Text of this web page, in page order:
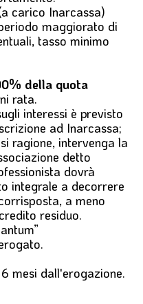
carico Inarcassa)
maggiorato di
tasso minimo
della quota
rata.
interessi è previsto
ad Inarcassa;
ragione, intervenga la
detto
dovrà
integrale a decorrere
a meno
residuo.
mesi dall'erogazione.